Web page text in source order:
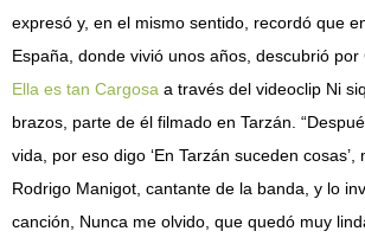
expresó y, en el mismo sentido, recordó que
España, donde vivió unos años, descubrió por
Ella es tan Cargosa a través del videoclip Ni
brazos, parte de él filmado en Tarzán.
vida, por eso digo ‘En Tarzán suceden
Rodrigo Manigot, cantante de la banda, y lo
canción, Nunca me olvido, que quedó muy